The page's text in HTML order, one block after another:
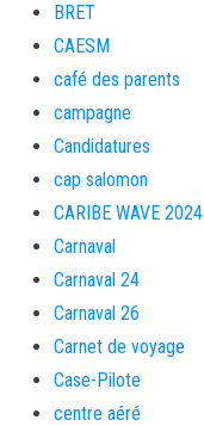
BRET
CAESM
café des parents
campagne
Candidatures
cap salomon
CARIBE WAVE 2024
Carnaval
Carnaval 24
Carnaval 26
Carnet de voyage
Case-Pilote
centre aéré